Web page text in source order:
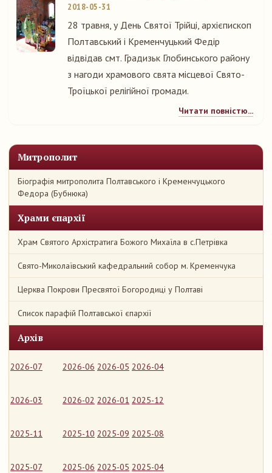
Митрополит
Біографія митрополита Полтавського і Кременчуцького
Федора (Бубнюка)
Храми єпархії
Храм Святого Архістратига Божого Михаїла в с.Петрівка
Свято-Миколаївський кафедральний собор м. Кременчука
Церква Покрови Пресвятої Богородиці у Полтаві
Список парафій Полтавської єпархії
Архів
2026-07 2026-06 2026-05 2026-04
2026-03 2026-02 2026-01 2025-12
2025-11 2025-10 2025-09 2025-08
2025-07 2025-06 2025-05 2025-04
2018-05-31
28 травня, у День Святої Трійці, архієпископ
Полтавський і Кременчуцький Федір
відвідав смт. Градизьк Глобинського району
з нагоди храмового свята місцевої Свято-
Троїцької релігійної громади.
Читати повністю...